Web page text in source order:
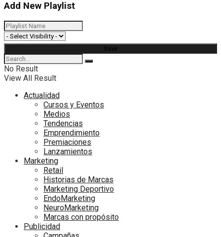
Add New Playlist
No Result
View All Result
Actualidad
Cursos y Eventos
Medios
Tendencias
Emprendimiento
Premiaciones
Lanzamientos
Marketing
Retail
Historias de Marcas
Marketing Deportivo
EndoMarketing
NeuroMarketing
Marcas con propósito
Publicidad